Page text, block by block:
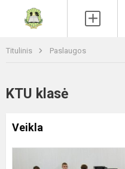
Titulinis Paslaugos
KTU klasė
Veikla